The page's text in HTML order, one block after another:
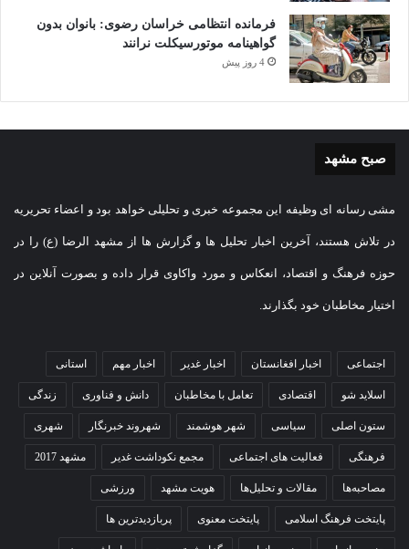
فرمانده انتظامی خراسان رضوی: بانوان بدون
گواهینامه موتورسیکلت نرانند
4 روز پیش
صبح مشهد
مشی رسانه ای وظیفه این مجموعه خبری و تحلیلی خواهد بود و اعضاء تحریریه
در تلاش هستند، آخرین اخبار تحلیل ها و گزارش ها از مشهد الرضا (ع) را در
حوزه فرهنگ و اقتصاد، انعکاس و مورد واکاوی قرار داده و بصورت آنلاین در
اختیار مخاطبان خود بگذارند.
اجتماعی اخبار افغانستان اخبار غدیر اخبار مهم استانی
اسلاید شو اقتصادی تعامل با مخاطبان دانش و فناوری زندگی
ستون اصلی سیاسی شهر هوشمند شهروند خبرنگار شهری
فرهنگی فعالیت های اجتماعی مجمع نکوداشت غدیر مشهد 2017
مصاحبه‌ها مقالات و تحلیل‌ها هویت مشهد ورزشی
پایتخت فرهنگ اسلامی پایتخت معنوی پربازدیدترین ها